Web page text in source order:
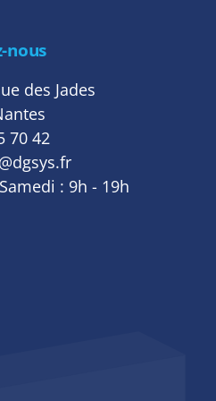
nous
des Jades
70 42
: 9h - 19h